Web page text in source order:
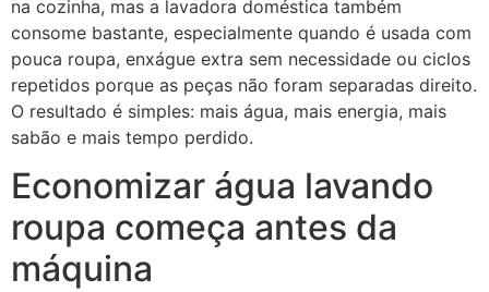
na cozinha, mas a lavadora doméstica também
consome bastante, especialmente quando é usada com
pouca roupa, enxágue extra sem necessidade ou ciclos
repetidos porque as peças não foram separadas direito.
O resultado é simples: mais água, mais energia, mais
sabão e mais tempo perdido.
Economizar água lavando
roupa começa antes da
máquina